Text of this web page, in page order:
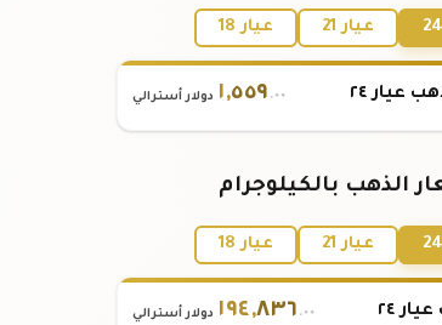
عيار 21 عيار 18
عيار ٢٤ ١,٥٥٩ .٠٠ دولار أسترالي
الذهب بالكيلوجرام
عيار 21 عيار 18
٢٤ ١٩٤,٨٣٦ .٠٠ دولار أسترالي